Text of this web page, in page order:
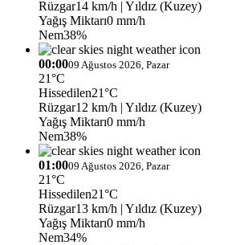
Rüzgar14 km/h | Yıldız (Kuzey)
Yağış Miktarı0 mm/h
Nem38%
00:0009 Ağustos 2026, Pazar
21°C
Hissedilen21°C
Rüzgar12 km/h | Yıldız (Kuzey)
Yağış Miktarı0 mm/h
Nem38%
01:0009 Ağustos 2026, Pazar
21°C
Hissedilen21°C
Rüzgar13 km/h | Yıldız (Kuzey)
Yağış Miktarı0 mm/h
Nem34%